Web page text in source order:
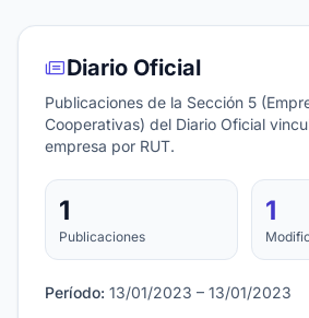
Diario Oficial
Publicaciones de la Sección 5
Cooperativas) del Diario Oficial
empresa por RUT.
1
Publicaciones
1
Período: 13/01/2023 – 13/01/2023